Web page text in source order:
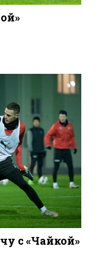
с «Чайкой»